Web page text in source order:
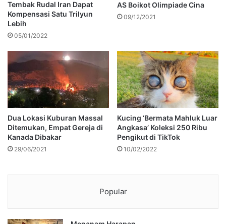
Tembak Rudal Iran Dapat
Kompensasi Satu Trilyun
Lebih
05/01/2022
AS Boikot Olimpiade Cina
09/12/2021
Dua Lokasi Kuburan Massal
Ditemukan, Empat Gereja di
Kanada Dibakar
29/06/2021
Kucing ‘Bermata Mahluk Luar
Angkasa’ Koleksi 250 Ribu
Pengikut di TikTok
10/02/2022
Popular